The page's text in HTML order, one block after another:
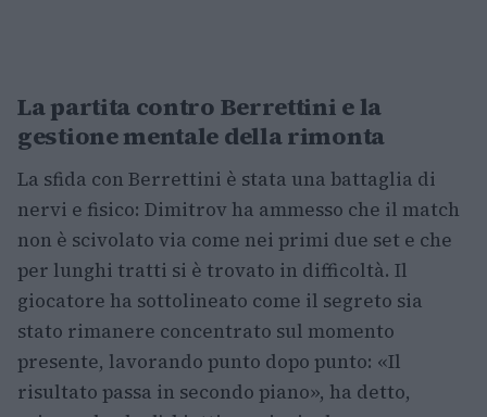
La partita contro Berrettini e la
gestione mentale della rimonta
La sfida con Berrettini è stata una battaglia di
nervi e fisico: Dimitrov ha ammesso che il match
non è scivolato via come nei primi due set e che
per lunghi tratti si è trovato in difficoltà. Il
giocatore ha sottolineato come il segreto sia
stato rimanere concentrato sul momento
presente, lavorando punto dopo punto: «Il
risultato passa in secondo piano», ha detto,